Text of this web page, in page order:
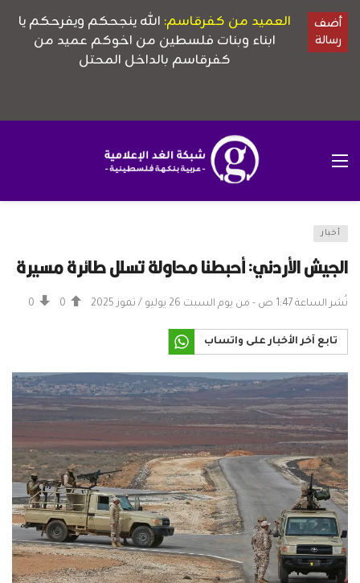
أخبار
الجيش الأردني: أحبطنا محاولة تسلل طائرة مسيرة
نُشر الساعة 1:47 ص - من يوم السبت 26 يوليو / تموز 2025 0
0
تابع آخر الأخبار على واتساب